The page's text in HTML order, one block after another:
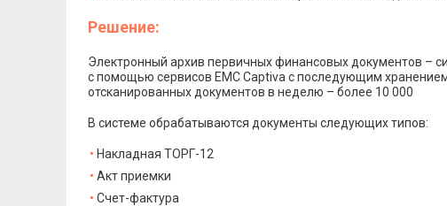
Решение:
Электронный архив первичных финансовых документов –
с помощью сервисов EMC Captiva с последующим
отсканированных документов в неделю – более 10 000
В системе обрабатываются документы следующих типов:
Накладная ТОРГ-12
Акт приемки
Счет-фактура